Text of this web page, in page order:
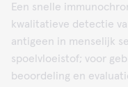
Een snelle
kwalitatieve detectie
antigeen in menselijk
spoelvloeistof; voor
beoordeling en